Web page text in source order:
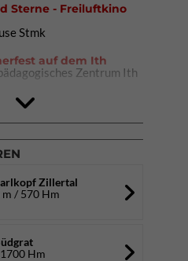
Sterne - Freiluftkino
Stmk
auf dem Ith
Zentrum Ith
München
Zillertal
m / 570 Hm
Hm